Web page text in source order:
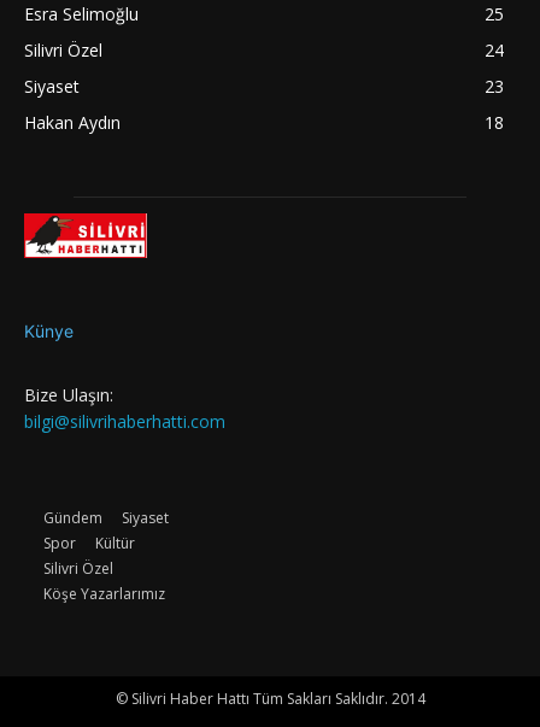
Esra Selimoğlu
25
Silivri Özel
24
Siyaset
23
Hakan Aydın
18
Künye
Bize Ulaşın:
bilgi@silivrihaberhatti.com
Gündem
Siyaset
Spor
Kültür
Silivri Özel
Köşe Yazarlarımız
© Silivri Haber Hattı Tüm Sakları Saklıdır. 2014